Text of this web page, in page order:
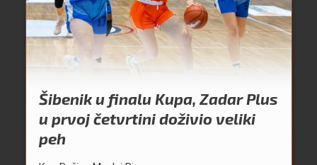
Šibenik u finalu Kupa, Zadar Plus
u prvoj četvrtini doživio veliki
peh